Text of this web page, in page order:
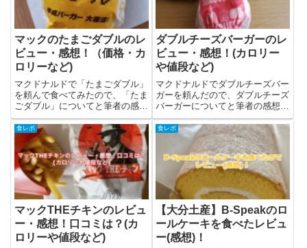
マックのたまごダブルのレ
ビュー・感想！（価格・カ
ロリーなど)
マクドナルドで「たまごダブル」
を頼んで食べてみたので、「たま
ごダブル」についてと筆者の感
想・レビューを書きました。たま
ごダブルとは？たまごダブルはマ
クドナルドで販売されている期間
限定のバーガーです。平成バーガ
ー大復活ということで、2023
年...
ダブルチーズバーガーのレ
ビュー・感想！(カロリー
や値段など)
マクドナルドでダブルチーズバー
ガーを頼んだので、ダブルチーズ
バーガーについてと筆者の感想・
レビューを書きました。ダブルチ
ーズバーガーといえば、ビッグマ
ックと人気を二分するレギュラー
メニューですよね(筆者独断)ダブ
ルチーズバーガーとは？ダブル...
食レポ
マックTHEチキンのレビュ
ー・感想！口コミは？(カ
ロリーや値段など)
食レポ
【大分土産】B-Speakのロ
ールケーキを食べたレビュ
ー(感想)！